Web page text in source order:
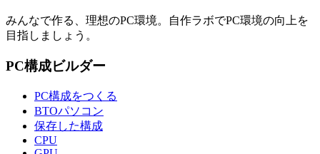
みんなで作る、理想のPC環境。 自作ラボでPC環境の向上を
目指しましょう。
PC構成ビルダー
PC構成をつくる
BTOパソコン
保存した構成
CPU